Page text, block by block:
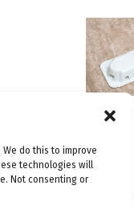
do this to improve
technologies will
Not consenting or
Există
gândaci